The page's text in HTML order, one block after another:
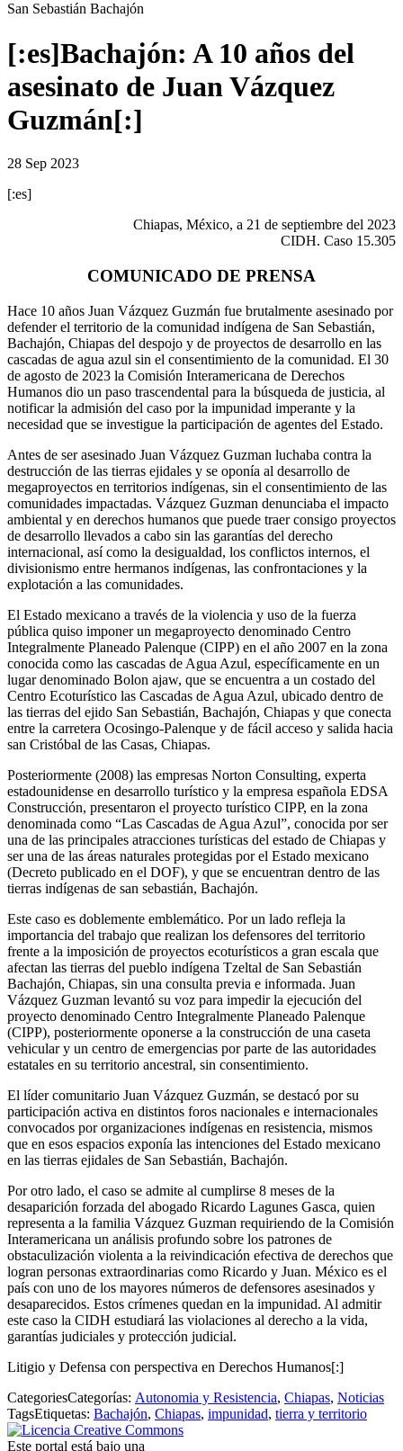
San Sebastián Bachajón
[:es]Bachajón: A 10 años del
asesinato de Juan Vázquez
Guzmán[:]
28 Sep 2023
[:es]
Chiapas, México, a 21 de septiembre del 2023
CIDH. Caso 15.305
COMUNICADO DE PRENSA
Hace 10 años Juan Vázquez Guzmán fue brutalmente asesinado por
defender el territorio de la comunidad indígena de San Sebastián,
Bachajón, Chiapas del despojo y de proyectos de desarrollo en las
cascadas de agua azul sin el consentimiento de la comunidad. El 30
de agosto de 2023 la Comisión Interamericana de Derechos
Humanos dio un paso trascendental para la búsqueda de justicia, al
notificar la admisión del caso por la impunidad imperante y la
necesidad que se investigue la participación de agentes del Estado.
Antes de ser asesinado Juan Vázquez Guzman luchaba contra la
destrucción de las tierras ejidales y se oponía al desarrollo de
megaproyectos en territorios indígenas, sin el consentimiento de las
comunidades impactadas. Vázquez Guzman denunciaba el impacto
ambiental y en derechos humanos que puede traer consigo proyectos
de desarrollo llevados a cabo sin las garantías del derecho
internacional, así como la desigualdad, los conflictos internos, el
divisionismo entre hermanos indígenas, las confrontaciones y la
explotación a las comunidades.
El Estado mexicano a través de la violencia y uso de la fuerza
pública quiso imponer un megaproyecto denominado Centro
Integralmente Planeado Palenque (CIPP) en el año 2007 en la zona
conocida como las cascadas de Agua Azul, específicamente en un
lugar denominado Bolon ajaw, que se encuentra a un costado del
Centro Ecoturístico las Cascadas de Agua Azul, ubicado dentro de
las tierras del ejido San Sebastián, Bachajón, Chiapas y que conecta
entre la carretera Ocosingo-Palenque y de fácil acceso y salida hacia
san Cristóbal de las Casas, Chiapas.
Posteriormente (2008) las empresas Norton Consulting, experta
estadounidense en desarrollo turístico y la empresa española EDSA
Construcción, presentaron el proyecto turístico CIPP, en la zona
denominada como “Las Cascadas de Agua Azul”, conocida por ser
una de las principales atracciones turísticas del estado de Chiapas y
ser una de las áreas naturales protegidas por el Estado mexicano
(Decreto publicado en el DOF), y que se encuentran dentro de las
tierras indígenas de san sebastián, Bachajón.
Este caso es doblemente emblemático. Por un lado refleja la
importancia del trabajo que realizan los defensores del territorio
frente a la imposición de proyectos ecoturísticos a gran escala que
afectan las tierras del pueblo indígena Tzeltal de San Sebastián
Bachajón, Chiapas, sin una consulta previa e informada. Juan
Vázquez Guzman levantó su voz para impedir la ejecución del
proyecto denominado Centro Integralmente Planeado Palenque
(CIPP), posteriormente oponerse a la construcción de una caseta
vehicular y un centro de emergencias por parte de las autoridades
estatales en su territorio ancestral, sin consentimiento.
El líder comunitario Juan Vázquez Guzmán, se destacó por su
participación activa en distintos foros nacionales e internacionales
convocados por organizaciones indígenas en resistencia, mismos
que en esos espacios exponía las intenciones del Estado mexicano
en las tierras ejidales de San Sebastián, Bachajón.
Por otro lado, el caso se admite al cumplirse 8 meses de la
desaparición forzada del abogado Ricardo Lagunes Gasca, quien
representa a la familia Vázquez Guzman requiriendo de la Comisión
Interamericana un análisis profundo sobre los patrones de
obstaculización violenta a la reivindicación efectiva de derechos que
logran personas extraordinarias como Ricardo y Juan. México es el
país con uno de los mayores números de defensores asesinados y
desaparecidos. Estos crímenes quedan en la impunidad. Al admitir
este caso la CIDH estudiará las violaciones al derecho a la vida,
garantías judiciales y protección judicial.
Litigio y Defensa con perspectiva en Derechos Humanos[:]
CategoriesCategorías: Autonomia y Resistencia, Chiapas, Noticias
TagsEtiquetas: Bachajón, Chiapas, impunidad, tierra y territorio
Este portal está bajo una